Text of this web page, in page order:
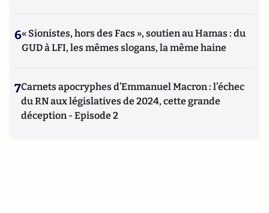
6« Sionistes, hors des Facs », soutien au Hamas : du
GUD à LFI, les mêmes slogans, la même haine
7Carnets apocryphes d’Emmanuel Macron : l’échec
du RN aux législatives de 2024, cette grande
déception - Episode 2